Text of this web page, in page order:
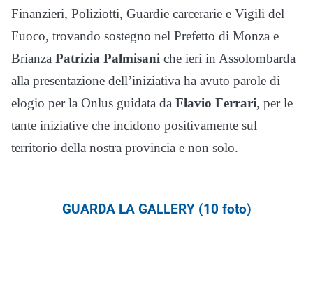
Finanzieri, Poliziotti, Guardie carcerarie e Vigili del
Fuoco, trovando sostegno nel Prefetto di Monza e
Brianza Patrizia Palmisani che ieri in Assolombarda
alla presentazione dell’iniziativa ha avuto parole di
elogio per la Onlus guidata da Flavio Ferrari, per le
tante iniziative che incidono positivamente sul
territorio della nostra provincia e non solo.
GUARDA LA GALLERY (10 foto)